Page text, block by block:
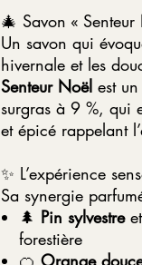
🎄 Savon «
Un savon qui
hivernale et les
Senteur Noël est
surgras à 9 %, qui
et épicé rappelant
✨ L’expérience
Sa synergie
🌲 Pin sylvestreet
forestière
🍊 Orange